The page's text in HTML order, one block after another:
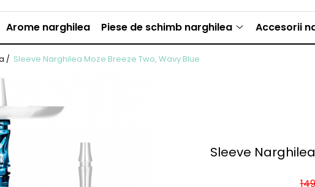
Arome narghilea Piese de schimb narghilea Accesorii
/ Sleeve Narghilea Moze Breeze Two, Wavy Blue
Sleeve